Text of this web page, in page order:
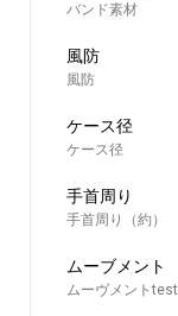
バンド素材
風防
ケース径
手首周り（約）
ムーヴメントtest